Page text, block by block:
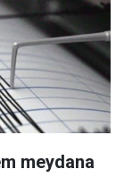
meydana